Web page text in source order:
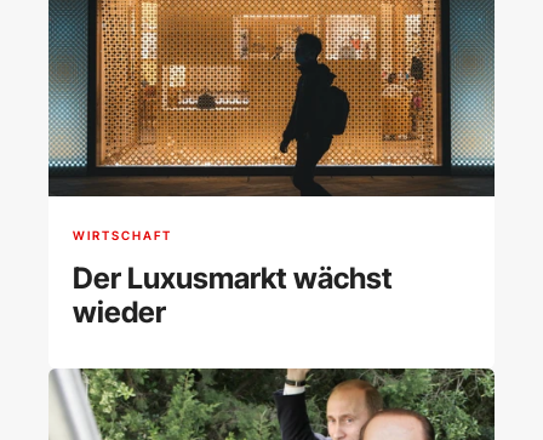
WIRTSCHAFT
Der Luxusmarkt wächst
wieder